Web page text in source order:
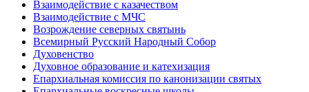
Взаимодействие с казачеством
Взаимодействие с МЧС
Возрождение северных святынь
Всемирный Русский Народный Собор
Духовенство
Духовное образование и катехизация
Епархиальная комиссия по канонизации святых